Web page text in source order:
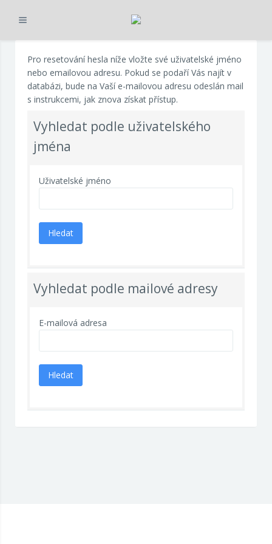
Rozbalit
Pro resetování hesla níže vložte své uživatelské jméno
nebo emailovou adresu. Pokud se podaří Vás najít v
databázi, bude na Vaší e-mailovou adresu odeslán mail
s instrukcemi, jak znova získat přístup.
Vyhledat podle uživatelského
jména
Uživatelské jméno
Vyhledat podle mailové adresy
E-mailová adresa